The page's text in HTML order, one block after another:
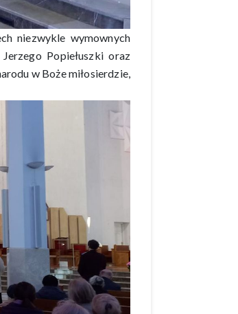
niezwykle wymownych
Popiełuszki oraz
w Boże miłosierdzie,